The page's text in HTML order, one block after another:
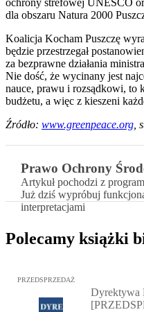
dla obszaru Natura 2000
Koalicja Kocham Puszczę
będzie przestrzegał
za bezprawne działania
Nie dość, że wycinany jest
nauce, prawu i rozsądkowi, to
budżetu, a więc z kieszeni
Źródło: www.greenpeace.org ,
Prawo Ochrony
Artykuł pochodzi z
Już dziś wypróbuj
interpretacjami
Polecamy książki
Przejdź do: Dyrektywa
PRZEDSPRZEDAŻ
Dyrektywa